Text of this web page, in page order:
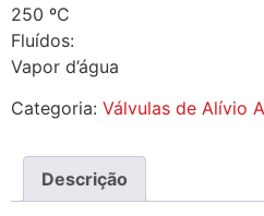
250 ºC
Fluídos:
Vapor d’água
Categoria: Válvulas de Alívio
Descrição